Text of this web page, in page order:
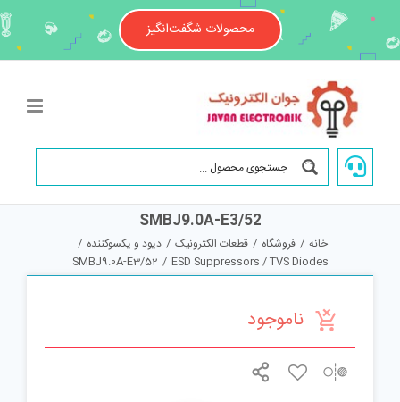
content
محصولات شگفت‌انگیز
SMBJ9.0A-E3/52
خانه / فروشگاه / قطعات الکترونیک / دیود و یکسوکننده /
ESD Suppressors / TVS Diodes
/
SMBJ9.0A-E3/52
ناموجود